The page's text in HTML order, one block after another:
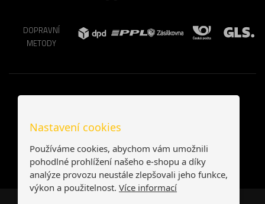
DOPRAVNÍ
METODY
Nastavení cookies
Používáme cookies, abychom vám umožnili
pohodlné prohlížení našeho e-shopu a díky
analýze provozu neustále zlepšovali jeho funkce,
výkon a použitelnost. Více informací